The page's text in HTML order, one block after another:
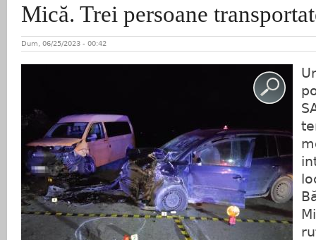
Mică. Trei persoane
Dum, 06/25/2023 - 00:42